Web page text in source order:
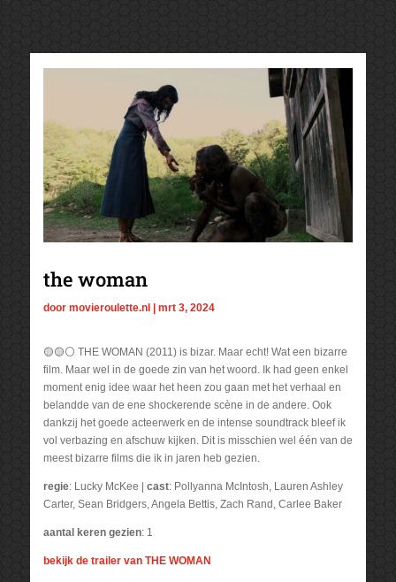
the woman
door movieroulette.nl mrt 3, 2024
🟡🟡⚪ THE WOMAN (2011) is bizar. Maar echt! Wat een bizarre
film. Maar wel in de goede zin van het woord. Ik had geen enkel
moment enig idee waar het heen zou gaan met het verhaal en
belandde van de ene shockerende scène in de andere. Ook
dankzij het goede acteerwerk en de intense soundtrack bleef ik
vol verbazing en afschuw kijken. Dit is misschien wel één van de
meest bizarre films die ik in jaren heb gezien.
regie: Lucky McKee | cast: Pollyanna McIntosh, Lauren Ashley
Carter, Sean Bridgers, Angela Bettis, Zach Rand, Carlee Baker
aantal keren gezien: 1
bekijk de trailer van THE WOMAN